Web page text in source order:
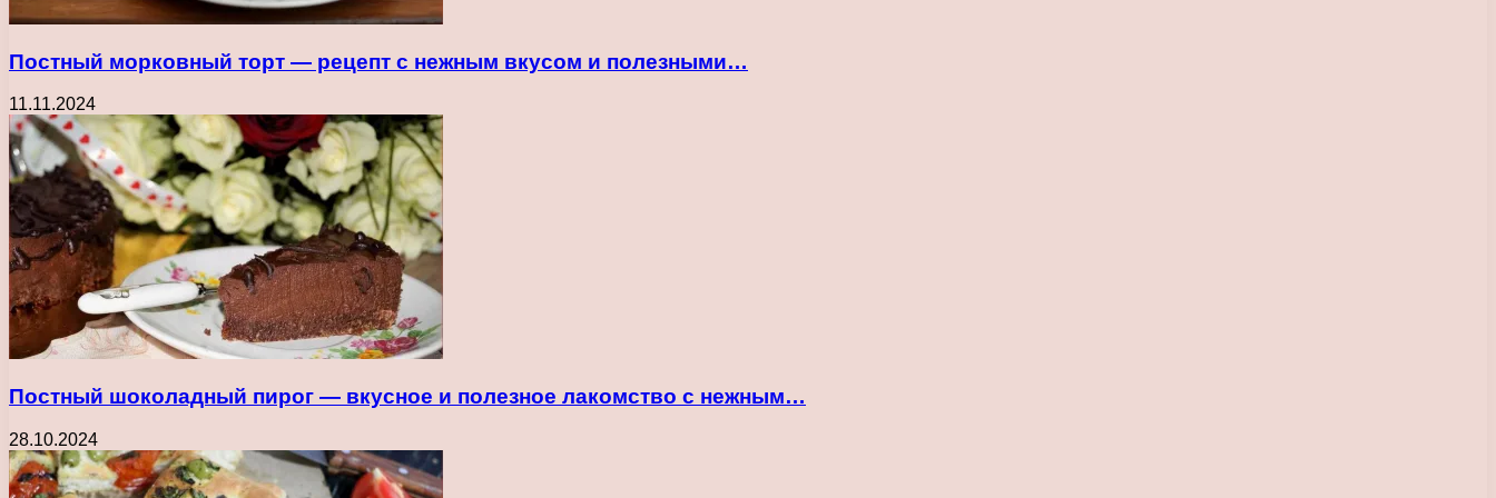
Постный морковный торт — рецепт с нежным вкусом и полезными…
11.11.2024
Постный шоколадный пирог — вкусное и полезное лакомство с нежным…
28.10.2024